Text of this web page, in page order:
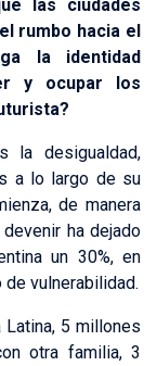
las ciudades
rumbo hacia el
la identidad
y ocupar los
la desigualdad,
a lo largo de su
de manera
ha dejado
un 30%, en
vulnerabilidad.
5 millones
otra familia, 3